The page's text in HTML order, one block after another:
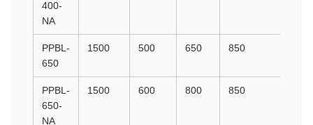
400-
NA
PPBL-
650
1500 500 650 850
PPBL-
650-
NA
1500 600 800 850